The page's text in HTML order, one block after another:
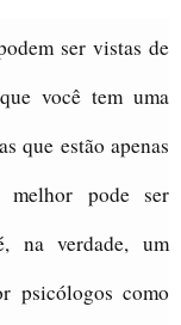
ser vistas de
que você tem uma
que estão apenas
pode ser
na verdade, um
psicólogos como